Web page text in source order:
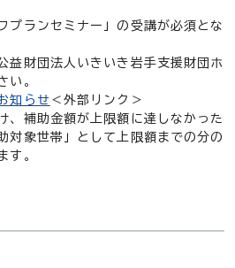
プランセミナー」の受講が必須とな
益財団法人いきいき岩手支援財団ホ
い。
知らせ ＜外部リンク＞
、補助金額が上限額に達しなかった
対象世帯」として上限額までの分の
す。